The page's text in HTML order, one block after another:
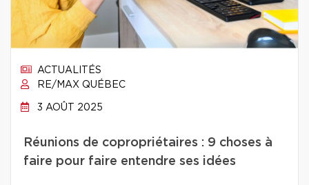
ACTUALITÉS
RE/MAX QUÉBEC
3 AOÛT 2025
Réunions de copropriétaires : 9 choses à
faire pour faire entendre ses idées